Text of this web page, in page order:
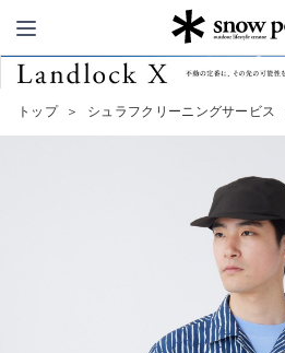
Snow
トップ ＞ シュラフクリーニングサービス